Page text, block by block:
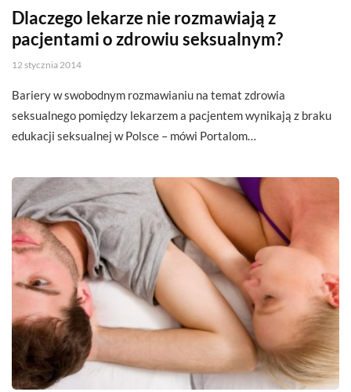
Dlaczego lekarze nie rozmawiają z
pacjentami o zdrowiu seksualnym?
12 stycznia 2014
Bariery w swobodnym rozmawianiu na temat zdrowia
seksualnego pomiędzy lekarzem a pacjentem wynikają z braku
edukacji seksualnej w Polsce – mówi Portalom…